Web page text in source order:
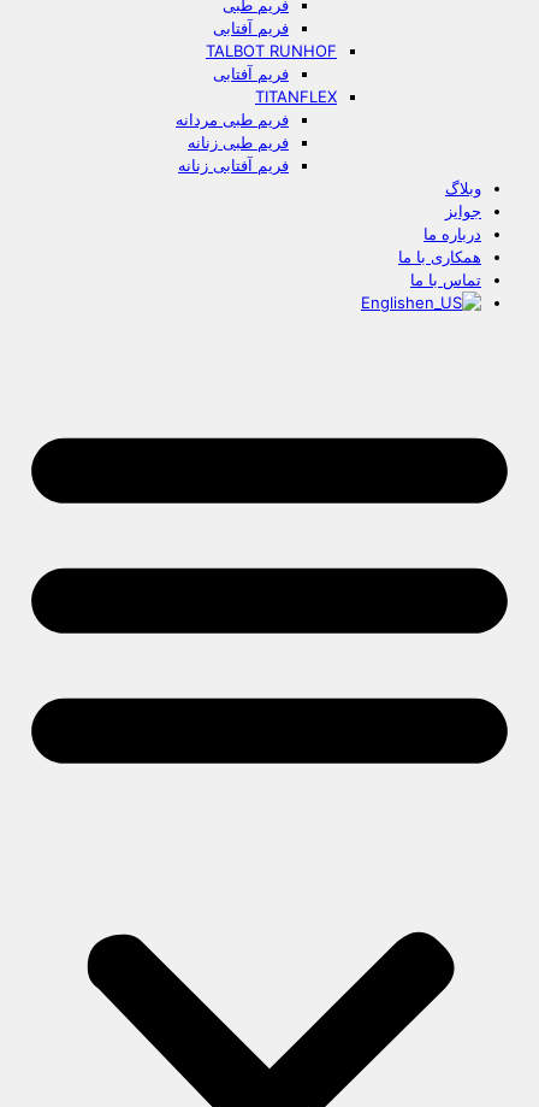
فریم طبی
فریم آفتابی
TALBOT RUNHOF
فریم آفتابی
TITANFLEX
فریم طبی مردانه
فریم طبی زنانه
فریم آفتابی زنانه
وبلاگ
جوایز
درباره ما
همکاری با ما
تماس با ما
English